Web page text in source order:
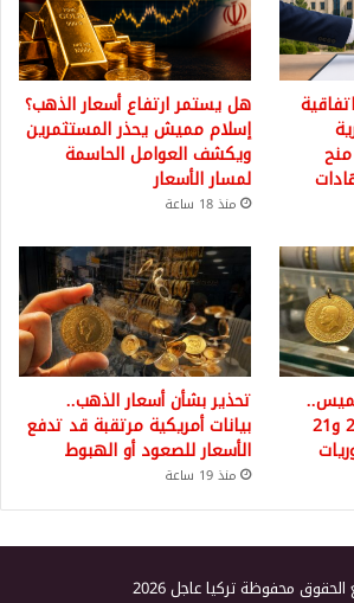
هل يستمر ارتفاع أسعار الذهب؟
إسلام مميش يحذر المستثمرين
ويكشف العوامل الحاسمة
لمسار الأسعار
منذ 18 ساعة
سعر جرام ذهب 24 و22 و21
تحذير بشأن أسعار الذهب..
بيانات أمريكية مرتقبة قد تدفع
الأسعار للصعود أو الهبوط
منذ 19 ساعة
محفوظة تركيا عاجل 2026